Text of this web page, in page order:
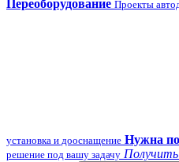
Переоборудование Проекты
установка и дооснащение Нужна
решение под вашу задачу